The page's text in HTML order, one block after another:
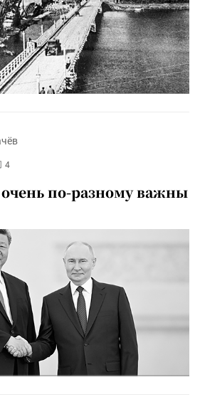
4
по-разному важны